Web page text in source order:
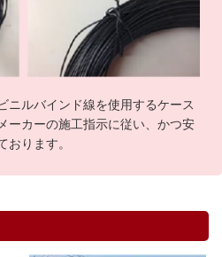
ニルバインド線を使用するケース
ーカーの施工指示に従い、かつ安
おります。